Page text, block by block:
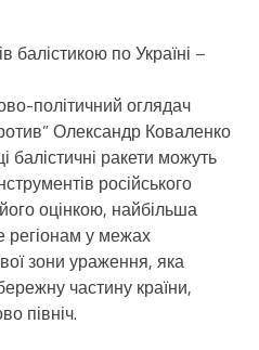
балістикою по Україні –
політичний оглядач
Олександр Коваленко
ракети можуть
російського
оцінкою, найбільша
регіонам у межах
зони ураження, яка
частину країни,
північ.